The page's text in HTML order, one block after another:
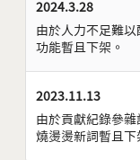
2024.3.28
由於人力不足難
功能暫且下架。
2023.11.13
由於貢獻紀錄參
燒燙燙新詞暫且下